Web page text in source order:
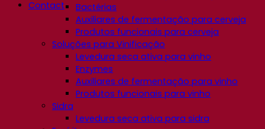
Contact
Bactérias
Auxiliares de fermentação para cerveja
Produtos funcionais para cerveja
Soluções para Vinificação
Levedura seca ativa para vinho
Enzymes
Auxiliares de fermentação para vinho
Produtos funcionais para vinho
Sidra
Levedura seca ativa para sidra